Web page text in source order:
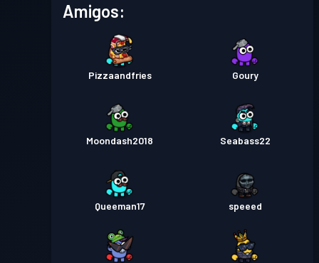
Pase de Batalla Nivel 18
Pase de Batalla Nivel 6
Amigos:
Pizzaandfries Goury
Moondash2018 Seabass22
Queeman17 speeed